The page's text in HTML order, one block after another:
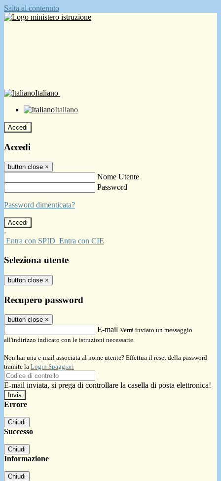
Salta al contenuto
Italiano
Italiano
Accedi
Accedi
button close ×
Nome Utente
Password
Password dimenticata?
-
Entra con SPID Entra con CIE
Seleziona utente
button close ×
Recupero password
button close ×
E-mail Verrà inviato un messaggio
all'indirizzo indicato con le istruzioni necessarie.
Non hai una e-mail associata al nome utente? Effettua il reset della password
tramite la Login Spaggiari
E-mail inviata, si prega di controllare la casella di posta elettronica!
Errore
Chiudi
Successo
Chiudi
Informazione
Chiudi